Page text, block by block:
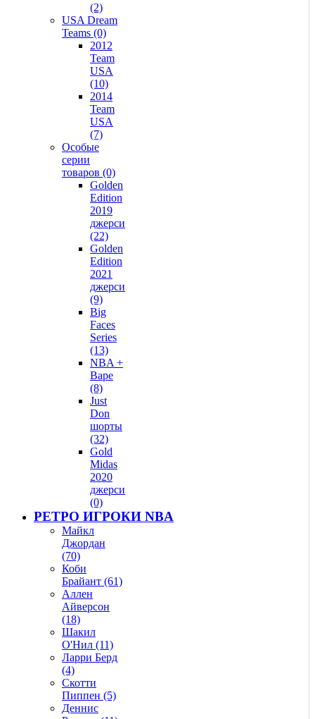
(2)
USA Dream
Teams (0)
2012
Team
USA
(10)
2014
Team
USA
(7)
Особые
серии
товаров (0)
Golden
Edition
2019
джерси
(22)
Golden
Edition
2021
джерси
(9)
Big
Faces
Series
(13)
NBA +
Bape
(8)
Just
Don
шорты
(32)
Gold
Midas
2020
джерси
(0)
РЕТРО ИГРОКИ NBA
Майкл
Джордан
(70)
Коби
Брайант (61)
Аллен
Айверсон
(18)
Шакил
О'Нил (11)
Ларри Берд
(4)
Скотти
Пиппен (5)
Деннис